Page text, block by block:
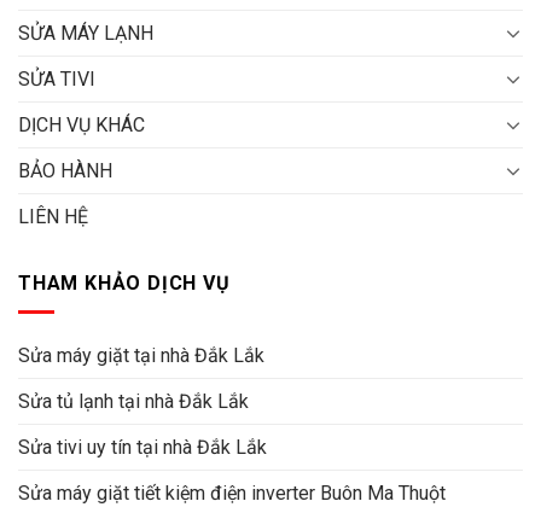
SỬA MÁY LẠNH
SỬA TIVI
DỊCH VỤ KHÁC
BẢO HÀNH
LIÊN HỆ
THAM KHẢO DỊCH VỤ
Sửa máy giặt tại nhà Đắk Lắk
Sửa tủ lạnh tại nhà Đắk Lắk
Sửa tivi uy tín tại nhà Đắk Lắk
Sửa máy giặt tiết kiệm điện inverter Buôn Ma Thuột